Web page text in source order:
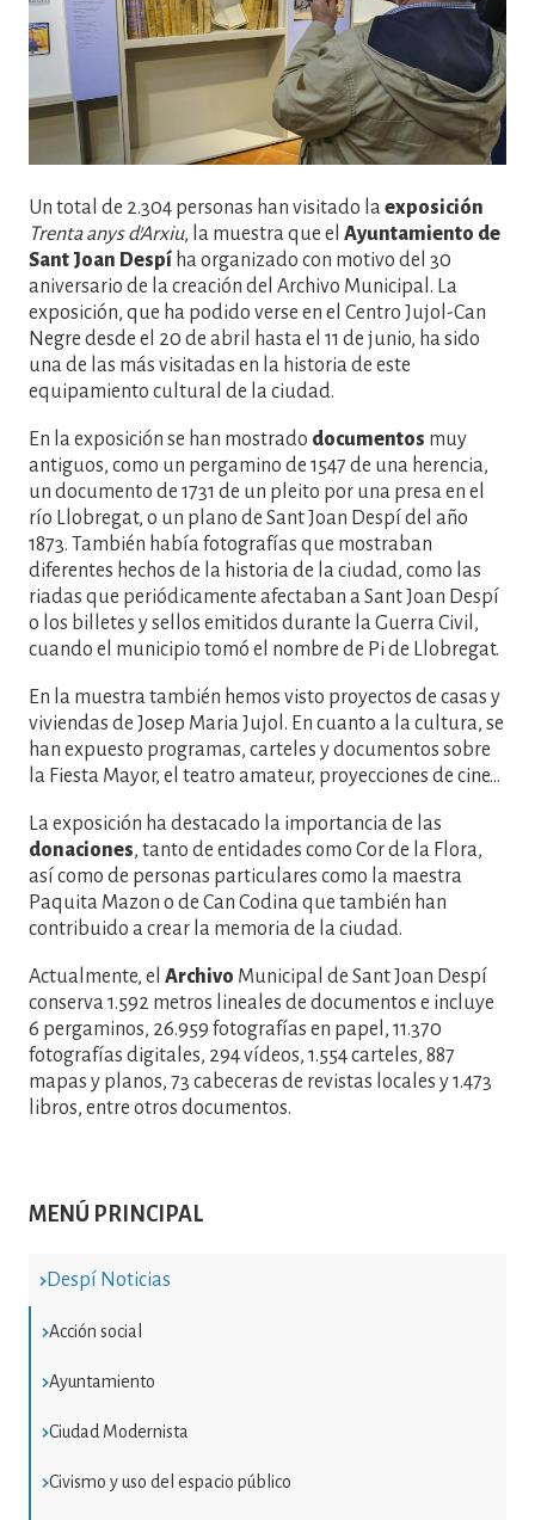
MENÚ PRINCIPAL
Despí Noticias
Acción social
Ayuntamiento
Ciudad Modernista
Civismo y uso del espacio público
Un total de 2.304 personas han visitado laexposición
Trenta anys d'Arxiu, la muestra que el Ayuntamiento de
Sant Joan Despí ha organizado con motivo del 30
aniversario de la creación del Archivo Municipal. La
exposición, que ha podido verse en el Centro Jujol-Can
Negre desde el 20 de abril hasta el 11 de junio, ha sido
una de las más visitadas en la historia de este
equipamiento cultural de la ciudad.
En la exposición se han mostrado documentos muy
antiguos, como un pergamino de 1547 de una herencia,
un documento de 1731 de un pleito por una presa en el
río Llobregat, o un plano de Sant Joan Despí del año
1873. También había fotografías que mostraban
diferentes hechos de la historia de la ciudad, como las
riadas que periódicamente afectaban a Sant Joan Despí
o los billetes y sellos emitidos durante la Guerra Civil,
cuando el municipio tomó el nombre de Pi de Llobregat.
En la muestra también hemos visto proyectos de casas y
viviendas de Josep Maria Jujol. En cuanto a la cultura, se
han expuesto programas, carteles y documentos sobre
la Fiesta Mayor, el teatro amateur, proyecciones de cine...
La exposición ha destacado la importancia de las
donaciones, tanto de entidades como Cor de la Flora,
así como de personas particulares como la maestra
Paquita Mazon o de Can Codina que también han
contribuido a crear la memoria de la ciudad.
Actualmente, el Archivo Municipal de Sant Joan Despí
conserva 1.592 metros lineales de documentos e incluye
6 pergaminos, 26.959 fotografías en papel, 11.370
fotografías digitales, 294 vídeos, 1.554 carteles, 887
mapas y planos, 73 cabeceras de revistas locales y 1.473
libros, entre otros documentos.